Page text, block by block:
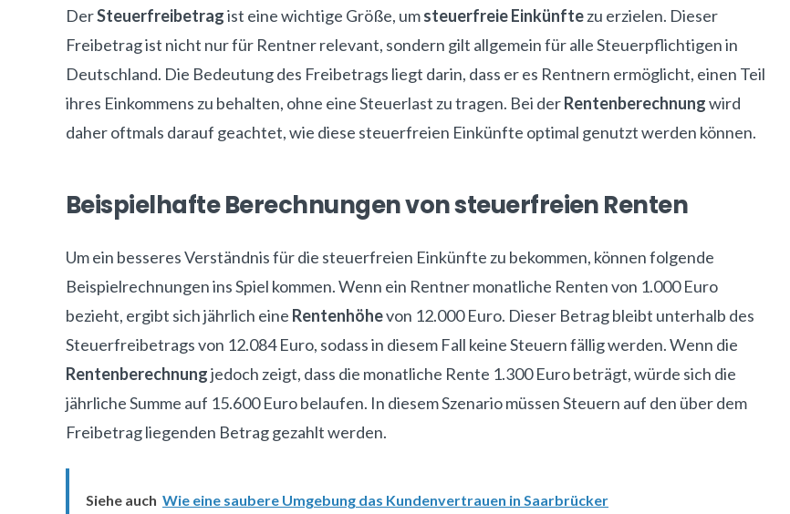
DerSteuerfreibetragist eine wichtige Größe, umsteuerfreie Einkünftezu erzielen. Dieser
Freibetrag ist nicht nur für Rentner relevant, sondern gilt allgemein für alle Steuerpflichtigen in
Deutschland. Die Bedeutung des Freibetrags liegt darin, dass er es Rentnern ermöglicht, einen Teil
ihres Einkommens zu behalten, ohne eine Steuerlast zu tragen. Bei derRentenberechnungwird
daher oftmals darauf geachtet, wie diese steuerfreien Einkünfte optimal genutzt werden können.
Beispielhafte Berechnungen von steuerfreien Renten
Um ein besseres Verständnis für die steuerfreien Einkünfte zu bekommen, können folgende
Beispielrechnungen ins Spiel kommen. Wenn ein Rentner monatliche Renten von 1.000 Euro
bezieht, ergibt sich jährlich eine Rentenhöhevon 12.000 Euro. Dieser Betrag bleibt unterhalb des
Steuerfreibetrags von 12.084 Euro, sodass in diesem Fall keine Steuern fällig werden. Wenn die
Rentenberechnungjedoch zeigt, dass die monatliche Rente 1.300 Euro beträgt, würde sich die
jährliche Summe auf 15.600 Euro belaufen. In diesem Szenario müssen Steuern auf den über dem
Freibetrag liegenden Betrag gezahlt werden.
Siehe auch Wie eine saubere Umgebung das Kundenvertrauen in Saarbrücker